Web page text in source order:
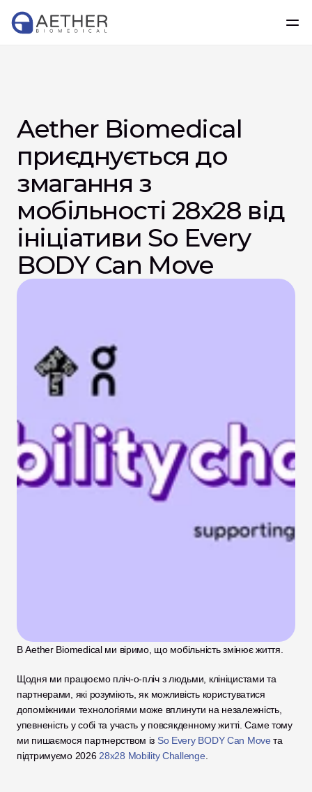
Aether Biomedical
приєднується до
змагання з
мобільності 28х28 від
ініціативи So Every
BODY Can Move
В Aether Biomedical ми віримо, що мобільність змінює життя.
Щодня ми працюємо пліч-о-пліч з людьми, клініцистами та
партнерами, які розуміють, як можливість користуватися
допоміжними технологіями може вплинути на незалежність,
упевненість у собі та участь у повсякденному житті. Саме тому
ми пишаємося партнерством із So Every BODY Can Move та
підтримуємо 2026 28x28 Mobility Challenge